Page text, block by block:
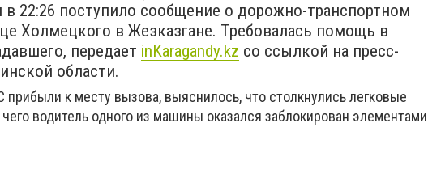
в 22:26 поступило сообщение о дорожно-транспортном
Холмецкого в Жезказгане. Требовалась помощь в
передает inKaragandy.kz со ссылкой на пресс-
области.
к месту вызова, выяснилось, что столкнулись легковые
водитель одного из машины оказался заблокирован элементами